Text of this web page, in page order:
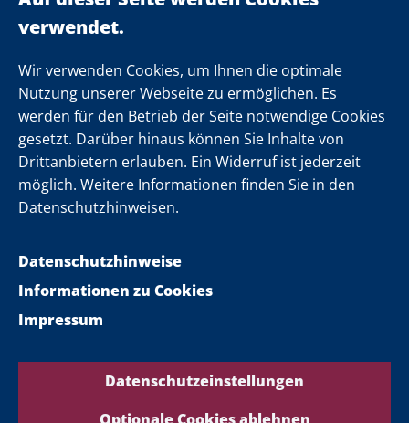
Wir verwenden Cookies, um Ihnen die optimale
Nutzung unserer Webseite zu ermöglichen. Es
werden für den Betrieb der Seite notwendige Cookies
gesetzt. Darüber hinaus können Sie Inhalte von
Drittanbietern erlauben. Ein Widerruf ist jederzeit
möglich. Weitere Informationen finden Sie in den
Datenschutzhinweisen.
Datenschutzhinweise
Impressum
Informationen zu Cookies
Datenschutzeinstellungen
Optionale Cookies ablehnen
Einsamkeit
Folgen Sie uns